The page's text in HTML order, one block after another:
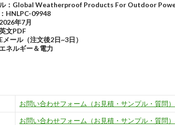
ル：Global Weatherproof Products For Outdoor
HNLPC-09948
年7月
文PDF
メール（注文後2日~3日）
ネルギー＆電力
お問い合わせフォーム（お見積・サンプル・質問）
お問い合わせフォーム（お見積・サンプル・質問）